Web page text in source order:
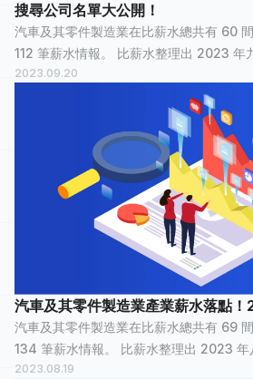
搜尋公司名單大公開！
汽車及其零件製造業在比薪水總共有 60
112 筆薪水情報。 比薪水整理出 2023 年九月最不能錯過的薪資情
報，讓正在物色新工作的大家，可以快速
2023.09.20
汽車及其零件製造業產業薪水落點
汽車及其零件製造業在比薪水總共有 69
134 筆薪水情報。 比薪水整理出 2023 年八月最不能錯過的薪資情
報，讓正在物色新工作的大家，可以快速
2023.08.19